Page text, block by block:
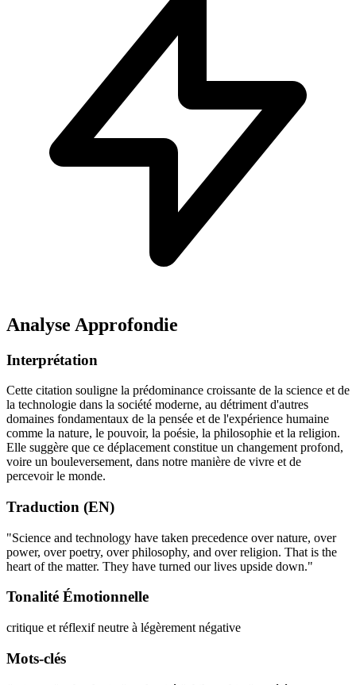
Analyse Approfondie
Interprétation
Cette citation souligne la prédominance croissante de la science et de
la technologie dans la société moderne, au détriment d'autres
domaines fondamentaux de la pensée et de l'expérience humaine
comme la nature, le pouvoir, la poésie, la philosophie et la religion.
Elle suggère que ce déplacement constitue un changement profond,
voire un bouleversement, dans notre manière de vivre et de
percevoir le monde.
Traduction (EN)
"Science and technology have taken precedence over nature, over
power, over poetry, over philosophy, and over religion. That is the
heart of the matter. They have turned our lives upside down."
Tonalité Émotionnelle
critique et réflexifneutre à légèrement négative
Mots-clés